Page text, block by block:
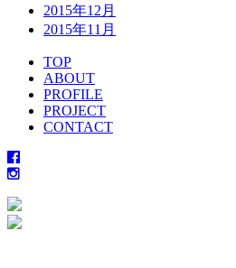
2015年12月
2015年11月
TOP
ABOUT
PROFILE
PROJECT
CONTACT